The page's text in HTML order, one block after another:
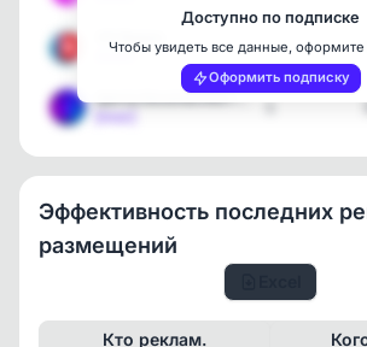
[max]
1
Центр Безопасности MAX
1
Доступно по подписке
Чтобы увидеть все данные,
Оформить подписку
Эффективность последних
размещений
Кто реклам.